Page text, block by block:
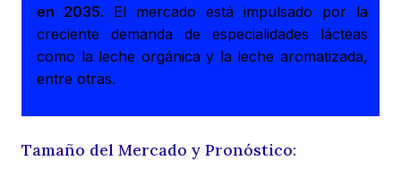
en 2035. El mercado está impulsado por la
creciente demanda de especialidades lácteas
como la leche orgánica y la leche aromatizada,
entre otras.
Tamaño del Mercado y Pronóstico: